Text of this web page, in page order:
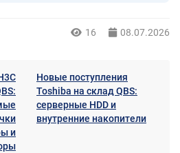
16 08.07.2026
и
Новые поступления
Toshiba на склад QBS:
серверные HDD и
внутренние накопители